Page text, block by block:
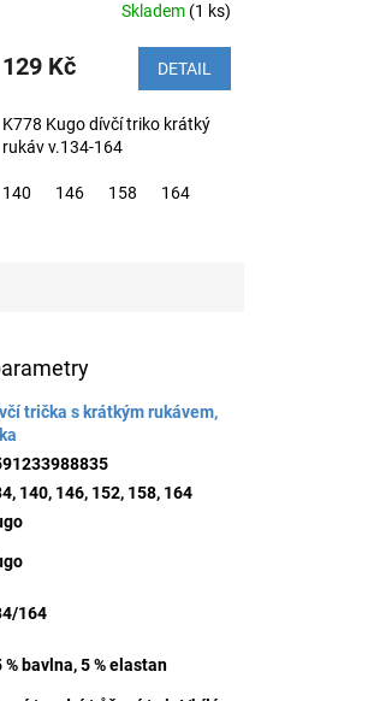
Skladem (1 ks)
129 Kč DETAIL
K778 Kugo dívčí triko krátký
rukáv v.134-164
140 146 158 164
trička s krátkým rukávem,
140, 146, 152, 158, 164
164
% bavlna, 5 % elastan